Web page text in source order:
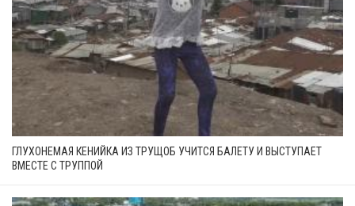
ГЛУХОНЕМАЯ КЕНИЙКА ИЗ ТРУЩОБ УЧИТСЯ БАЛЕТУ И ВЫСТУПАЕТ
ВМЕСТЕ С ТРУППОЙ